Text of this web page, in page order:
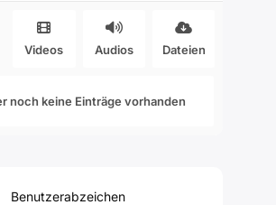
Videos Audios Dateien
noch keine Einträge vorhanden
Benutzerabzeichen